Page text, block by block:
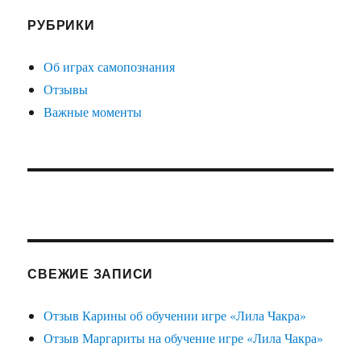
РУБРИКИ
Об играх самопознания
Отзывы
Важные моменты
СВЕЖИЕ ЗАПИСИ
Отзыв Карины об обучении игре «Лила Чакра»
Отзыв Маргариты на обучение игре «Лила Чакра»